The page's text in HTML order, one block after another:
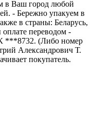
в Ваш город любой
- Бережно упакуем в
в страны: Беларусь,
переводом -
***8732. (Либо номер
Александрович Т.
покупатель.